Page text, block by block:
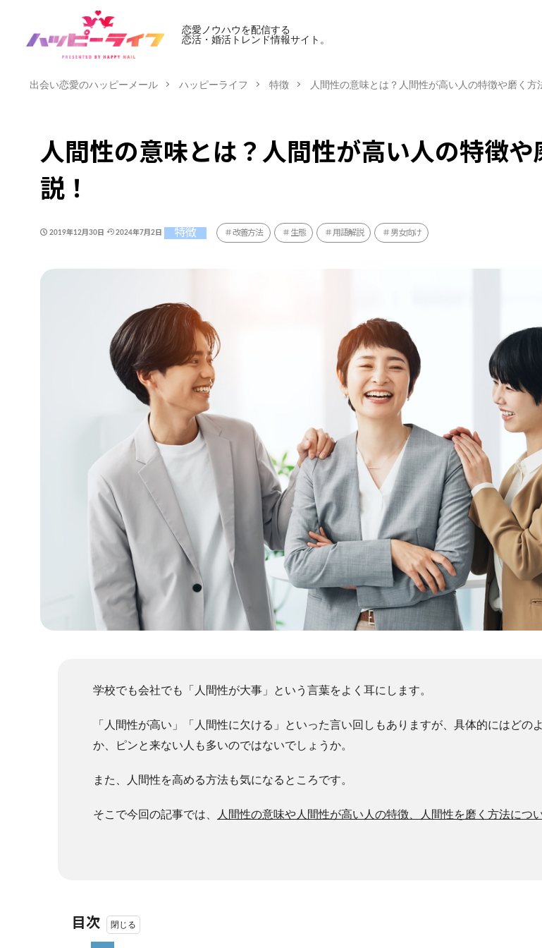
恋愛ノウハウを配信する
恋活・婚活トレンド情報サイト。
出会い恋愛のハッピーメール ハッピーライフ 特徴 人間性の意味とは？人間性が高い人の特徴や磨く方
人間性の意味とは？人間性が高い人の特徴や
説！
2019年12月30日 2024年7月2日 特徴 改善方法 生態 用語解説 男女向け
学校でも会社でも「人間性が大事」という言葉をよく耳にします。
「人間性が高い」「人間性に欠ける」といった言い回しもありますが、具体的にはどの
か、ピンと来ない人も多いのではないでしょうか。
また、人間性を高める方法も気になるところです。
そこで今回の記事では、 人間性の意味や人間性が高い人の特徴、人間性を磨く方法につ
目次